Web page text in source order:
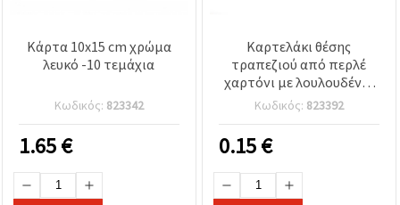
Κάρτα 10x15 cm χρώμα
λευκό -10 τεμάχια
Κωδικός: 823342
1.65€
Καρτελάκι θέσης
τραπεζιού από περλέ
χαρτόνι με λουλουδένιο
σχέδιο, 65 x 100 mm,
απόχρωση ώχρας
Κωδικός: 823392
0.15€